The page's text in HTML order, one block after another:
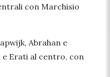
con Marchisio
Abrahan e
e Erati al centro, con